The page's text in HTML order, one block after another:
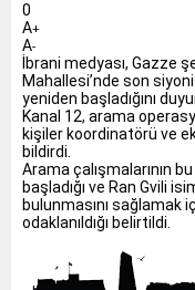
0
A+
A-
İbrani medyası, Gazze
Mahallesi’nde son
yeniden başladığını
Kanal 12, arama
kişiler koordinatörü ve
bildirdi.
Arama çalışmalarının
başladığı ve Ran Gvili
bulunmasını sağlamak
odaklanıldığı belirtildi.